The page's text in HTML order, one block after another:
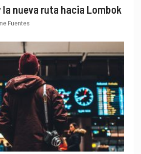
la nueva ruta hacia Lombok
Fuentes